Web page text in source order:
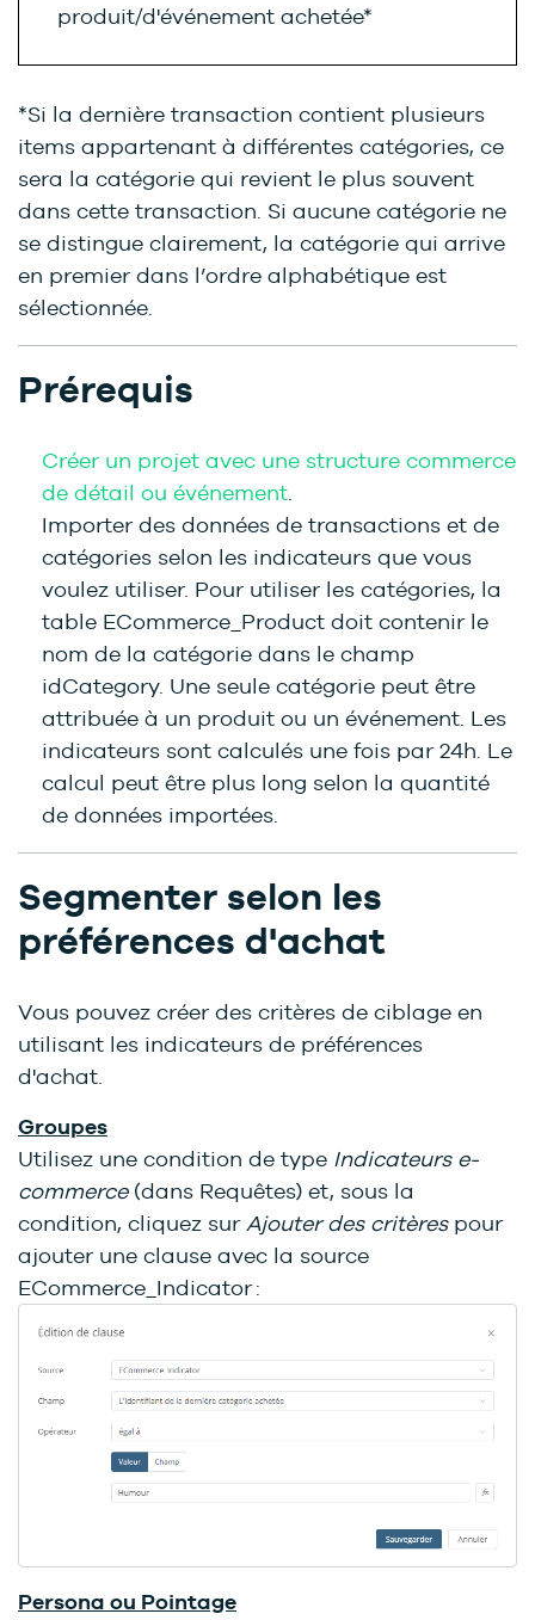
produit/d'événement achetée*
*Si la dernière transaction contient plusieurs
items appartenant à différentes catégories, ce
sera la catégorie qui revient le plus souvent
dans cette transaction. Si aucune catégorie ne
se distingue clairement, la catégorie qui arrive
en premier dans l’ordre alphabétique est
sélectionnée.
Prérequis
Créer un projet avec une structure commerce
de détail ou événement.
Importer des données de transactions et de
catégories selon les indicateurs que vous
voulez utiliser. Pour utiliser les catégories, la
table ECommerce_Product doit contenir le
nom de la catégorie dans le champ
idCategory. Une seule catégorie peut être
attribuée à un produit ou un événement. Les
indicateurs sont calculés une fois par 24h. Le
calcul peut être plus long selon la quantité
de données importées.
Segmenter selon les
préférences d'achat
Vous pouvez créer des critères de ciblage en
utilisant les indicateurs de préférences
d'achat.
Groupes
Utilisez une condition de type Indicateurs e-
commerce(dans Requêtes) et, sous la
condition, cliquez surAjouter des critères pour
ajouter une clause avec la source
ECommerce_Indicator :
Persona ou Pointage